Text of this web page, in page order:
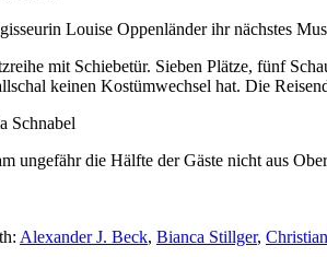
Louise Oppenländer ihr nächstes
mit Schiebetür. Sieben Plätze, fünf
keinen Kostümwechsel hat. Die
ungefähr die Hälfte der Gäste nicht aus
Alexander J. Beck, Bianca Stillger,